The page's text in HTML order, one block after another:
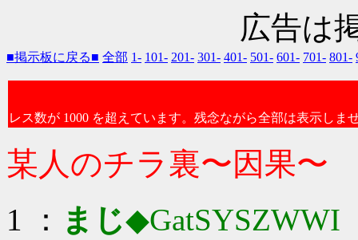
広告は
■掲示板に戻る■ 全部 1- 101- 201- 301- 401- 501- 601- 701- 801-
レス数が 1000 を超えています。残念ながら全部は表示しま
某人のチラ裏〜因果〜
1 ： まじ◆GatSYSZWWI